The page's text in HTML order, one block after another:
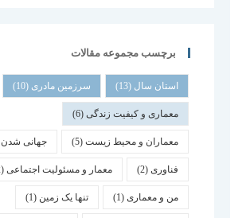
برچسب مجموعه مقالات
استان سال (13) سرزمین مادری (10)
معماری و کیفیت زندگی(6)
معماران و محیط زیست(5) جهانی شدن
فناوری(2) معمار و مسئولیت اجتماعی(2)
من و معماری(1) تنها یک زمین (1)